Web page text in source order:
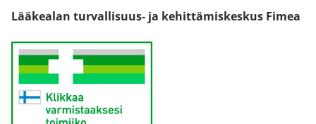
Lääkealan turvallisuus- ja kehittämiskeskus Fimea